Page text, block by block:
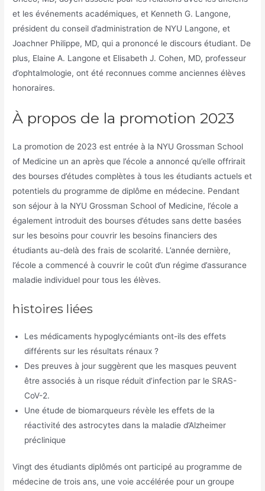
et les événements académiques, et Kenneth G. Langone,
président du conseil d’administration de NYU Langone, et
Joachner Philippe, MD, qui a prononcé le discours étudiant. De
plus, Elaine A. Langone et Elisabeth J. Cohen, MD, professeur
d’ophtalmologie, ont été reconnues comme anciennes élèves
honoraires.
À propos de la promotion 2023
La promotion de 2023 est entrée à la NYU Grossman School
of Medicine un an après que l’école a annoncé qu’elle offrirait
des bourses d’études complètes à tous les étudiants actuels et
potentiels du programme de diplôme en médecine. Pendant
son séjour à la NYU Grossman School of Medicine, l’école a
également introduit des bourses d’études sans dette basées
sur les besoins pour couvrir les besoins financiers des
étudiants au-delà des frais de scolarité. L’année dernière,
l’école a commencé à couvrir le coût d’un régime d’assurance
maladie individuel pour tous les élèves.
histoires liées
Les médicaments hypoglycémiants ont-ils des effets
différents sur les résultats rénaux ?
Des preuves à jour suggèrent que les masques peuvent
être associés à un risque réduit d’infection par le SRAS-
CoV-2.
Une étude de biomarqueurs révèle les effets de la
réactivité des astrocytes dans la maladie d’Alzheimer
préclinique
Vingt des étudiants diplômés ont participé au programme de
médecine de trois ans, une voie accélérée pour un groupe